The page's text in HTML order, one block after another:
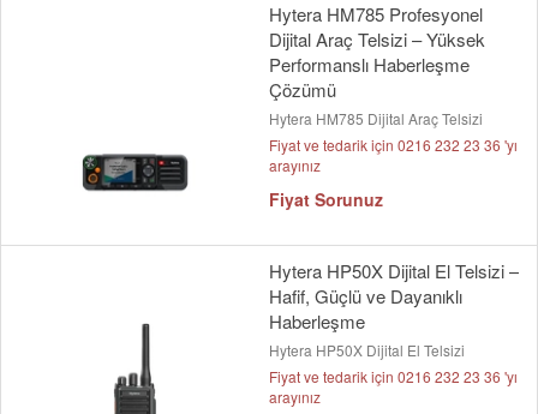
Hytera HM785 Profesyonel
Dijital Araç Telsizi – Yüksek
Performanslı Haberleşme
Çözümü
Hytera HM785 Dijital Araç Telsizi
Fiyat ve tedarik için 0216 232 23 36 'yı
arayınız
Fiyat Sorunuz
Hytera HP50X Dijital El Telsizi –
Hafif, Güçlü ve Dayanıklı
Haberleşme
Hytera HP50X Dijital El Telsizi
Fiyat ve tedarik için 0216 232 23 36 'yı
arayınız